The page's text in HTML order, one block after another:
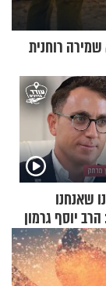
שמירה רוחנית
שאנחנו
יוסף גרמון